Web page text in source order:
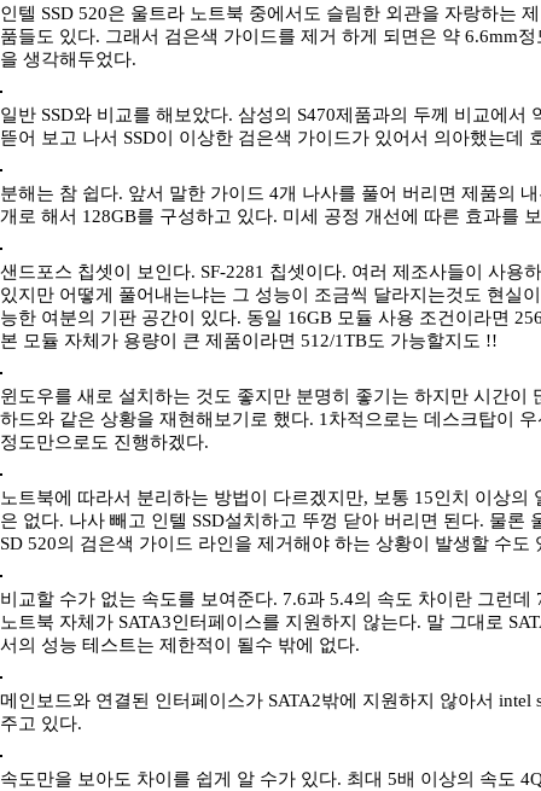
인텔 SSD 520은 울트라 노트북 중에서도 슬림한 외관을 자랑하는
품들도 있다. 그래서 검은색 가이드를 제거 하게 되면은 약 6.6mm
을 생각해두었다.
일반 SSD와 비교를 해보았다. 삼성의 S470제품과의 두께 비교에
뜯어 보고 나서 SSD이 이상한 검은색 가이드가 있어서 의아했는데
분해는 참 쉽다. 앞서 말한 가이드 4개 나사를 풀어 버리면 제품의
개로 해서 128GB를 구성하고 있다. 미세 공정 개선에 따른 효과를
샌드포스 칩셋이 보인다. SF-2281 칩셋이다. 여러 제조사들이 사용
있지만 어떻게 풀어내는냐는 그 성능이 조금씩 달라지는것도 현실
능한 여분의 기판 공간이 있다. 동일 16GB 모듈 사용 조건이라면
본 모듈 자체가 용량이 큰 제품이라면 512/1TB도 가능할지도 !!
윈도우를 새로 설치하는 것도 좋지만 분명히 좋기는 하지만 시간이
하드와 같은 상황을 재현해보기로 했다. 1차적으로는 데스크탑이
정도만으로도 진행하겠다.
노트북에 따라서 분리하는 방법이 다르겠지만, 보통 15인치 이상
은 없다. 나사 빼고 인텔 SSD설치하고 뚜껑 닫아 버리면 된다. 물론
SD 520의 검은색 가이드 라인을 제거해야 하는 상황이 발생할 수도
비교할 수가 없는 속도를 보여준다. 7.6과 5.4의 속도 차이란 그런
노트북 자체가 SATA3인터페이스를 지원하지 않는다. 말 그대로
서의 성능 테스트는 제한적이 될수 밖에 없다.
메인보드와 연결된 인터페이스가 SATA2밖에 지원하지 않아서 intel
주고 있다.
속도만을 보아도 차이를 쉽게 알 수가 있다. 최대 5배 이상의 속도